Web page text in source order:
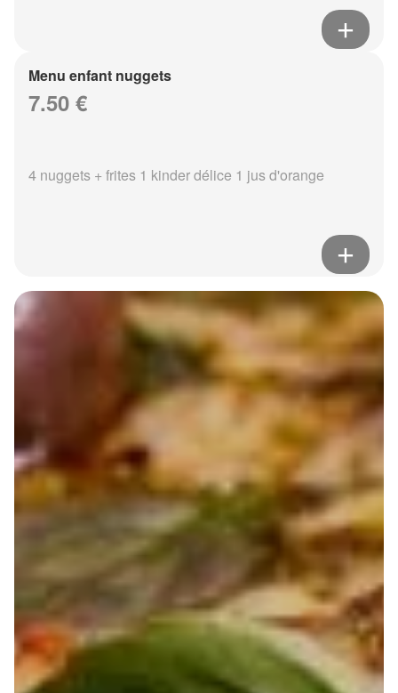
Menu enfant nuggets
7.50 €
4 nuggets + frites 1 kinder délice 1 jus d'orange